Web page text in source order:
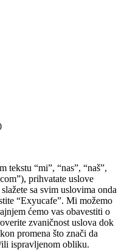
tekstu “mi”, “nas”, “naš”,
prihvatate uslove
sa svim uslovima onda
“Exyucafe”. Mi možemo
ćemo vas obavestiti o
zvaničnost uslova dok
promena što znači da
ispravljenom obliku.